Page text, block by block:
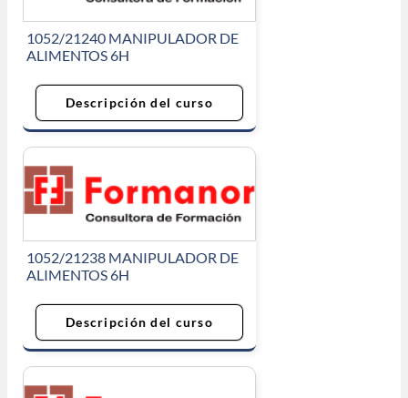
1052/21240 MANIPULADOR DE
ALIMENTOS 6H
Descripción del curso
1052/21238 MANIPULADOR DE
ALIMENTOS 6H
Descripción del curso